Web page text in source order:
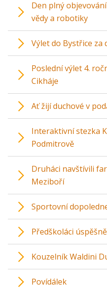
Den plný
vědy a robotiky
Výlet do Bystřice za
Poslední výlet 4.
Cikháje
Ať žijí duchové v
Interaktivní stezka
Podmitrově
Druháci navštívili
Meziboří
Sportovní
Předškoláci
Kouzelník Waldini
Povídálek